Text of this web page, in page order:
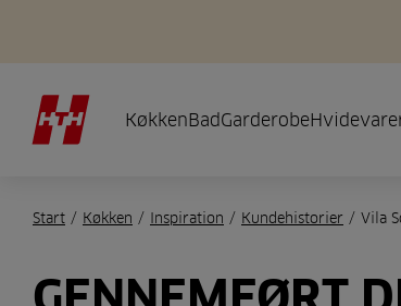
KøkkenBadGarderobe
Start / Køkken / Inspiration / Kundehistorier / Vila